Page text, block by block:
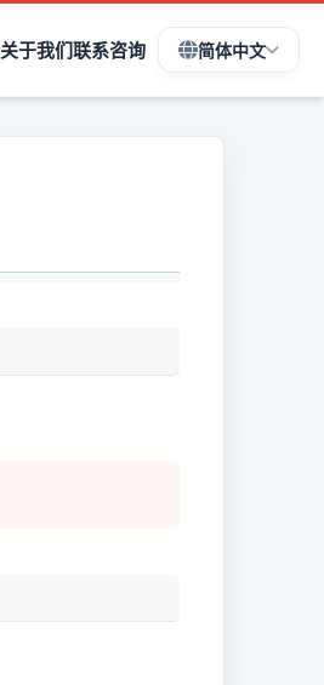
关于我们联系咨询 简体中文